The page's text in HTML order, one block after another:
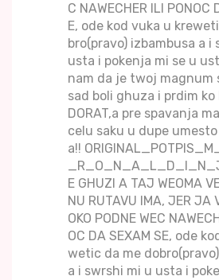
C NAWECHER ILI PONOC
E, ode kod vuka u
bro(pravo) izbambusa a i
usta i pokenja mi se u
nam da je twoj magnum
sad boli ghuza i prdim ko
DORAT,a pre spavanja
celu saku u dupe
a!!
E GHUZI A TAJ WEOMA
NU RUTAVU IMA, JER JA
OKO PODNE WEC
OC DA SEXAM SE, ode
wetic da me
a i swrshi mi u usta i